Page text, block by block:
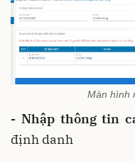
Màn hình
- Nhập thông tin
định danh